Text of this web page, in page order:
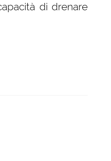
di drenare